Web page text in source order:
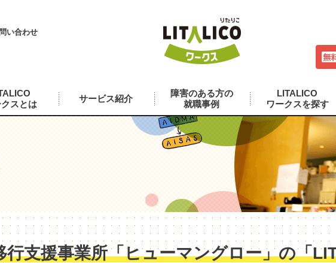
い合わせ
クスとは
サービス紹介
障害のある方の
就職事例
LITALICO
ワークスを探す
行支援事業所「ヒューマングロー」の「